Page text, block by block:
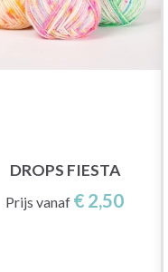
DROPS FIESTA
Prijs vanaf € 2,50